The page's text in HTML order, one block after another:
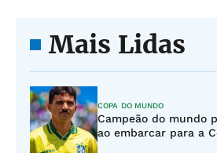
Mais Lidas
COPA DO MUNDO
Campeão do mundo
ao embarcar para a